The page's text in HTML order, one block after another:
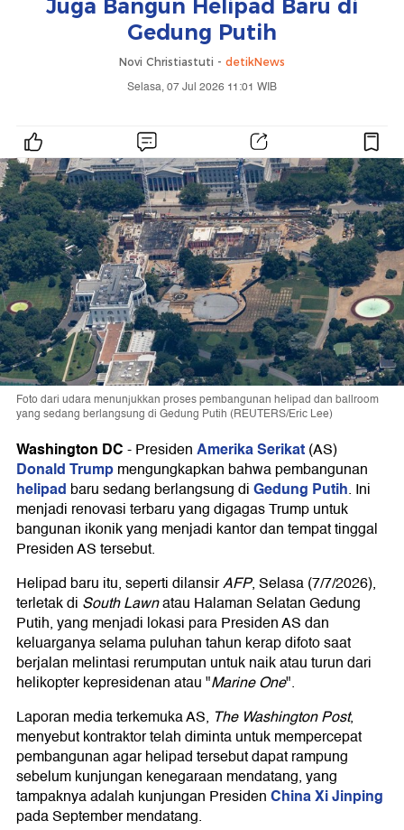
Juga Bangun Helipad Baru di
Gedung Putih
Novi Christiastuti - detikNews
Selasa, 07 Jul 2026 11:01 WIB
Foto dari udara menunjukkan proses pembangunan helipad dan ballroom
yang sedang berlangsung di Gedung Putih (REUTERS/Eric Lee)
Washington DC-PresidenAmerika Serikat(AS)
Donald Trumpmengungkapkan bahwa pembangunan
helipad baru sedang berlangsung diGedung Putih. Ini
menjadi renovasi terbaru yang digagas Trump untuk
bangunan ikonik yang menjadi kantor dan tempat tinggal
Presiden AS tersebut.
Helipad baru itu, seperti dilansirAFP, Selasa (7/7/2026),
terletak di South Lawnatau Halaman Selatan Gedung
Putih, yang menjadi lokasi para Presiden AS dan
keluarganya selama puluhan tahun kerap difoto saat
berjalan melintasi rerumputan untuk naik atau turun dari
helikopter kepresidenan atau "Marine One".
Laporan media terkemuka AS, The Washington Post,
menyebut kontraktor telah diminta untuk mempercepat
pembangunan agar helipad tersebut dapat rampung
sebelum kunjungan kenegaraan mendatang, yang
tampaknya adalah kunjungan PresidenChinaXi Jinping
pada September mendatang.